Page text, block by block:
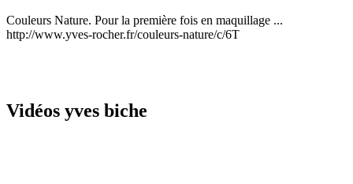
Couleurs Nature. Pour la première fois en maquillage ...
http://www.yves-rocher.fr/couleurs-nature/c/6T
Vidéos yves biche